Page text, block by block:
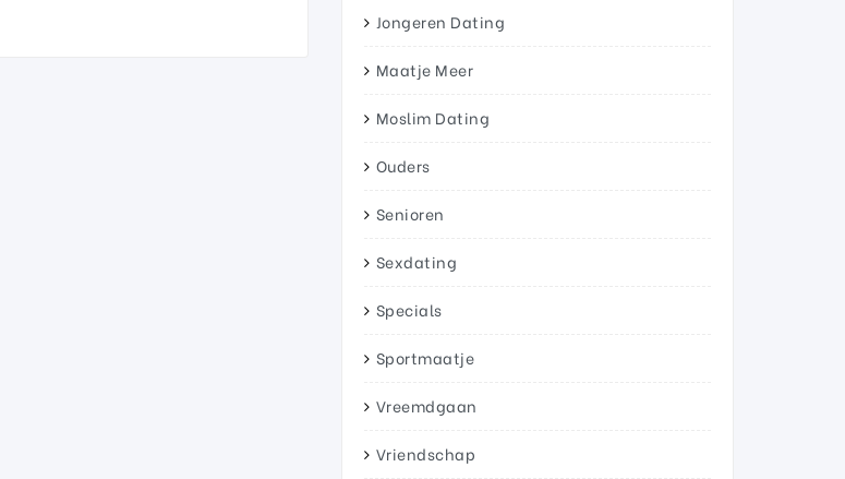
Jongeren Dating
Maatje Meer
Moslim Dating
Ouders
Senioren
Sexdating
Specials
Sportmaatje
Vreemdgaan
Vriendschap